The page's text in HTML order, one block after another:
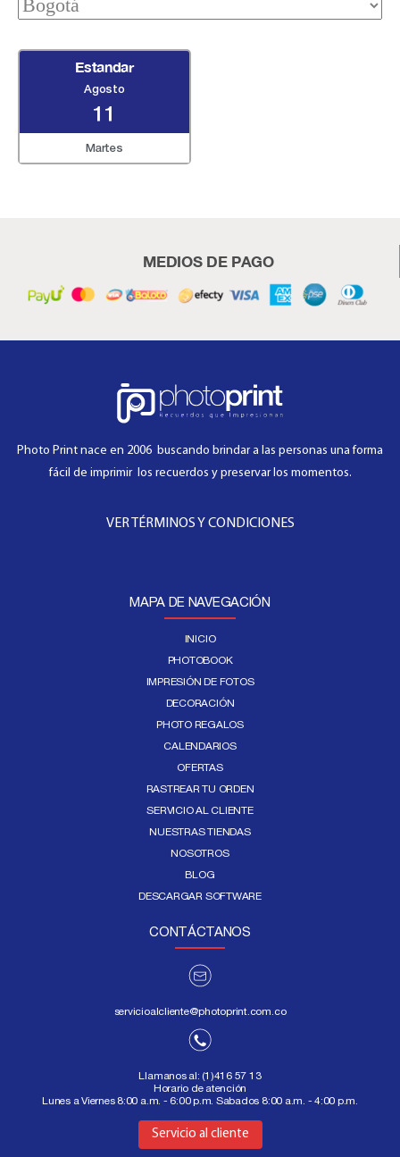
Estandar
Agosto
11
Martes
MEDIOS DE PAGO
Photo Print nace en 2006 buscando brindar a las personas una forma
fácil de imprimir los recuerdos y preservar los momentos.
VER TÉRMINOS Y CONDICIONES
MAPA DE NAVEGACIÓN
INICIO
PHOTOBOOK
IMPRESIÓN DE FOTOS
DECORACIÓN
PHOTO REGALOS
CALENDARIOS
OFERTAS
RASTREAR TU ORDEN
SERVICIO AL CLIENTE
NUESTRAS TIENDAS
NOSOTROS
BLOG
DESCARGAR SOFTWARE
CONTÁCTANOS
servicioalcliente@photoprint.com.co
Llamanos al: (1)416 57 13
Horario de atención
Lunes a Viernes 8:00 a.m. - 6:00 p.m. Sabados 8:00 a.m. - 4:00 p.m.
Servicio al cliente
Aquí